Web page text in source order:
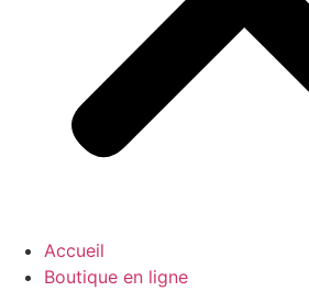
Accueil
Boutique en ligne